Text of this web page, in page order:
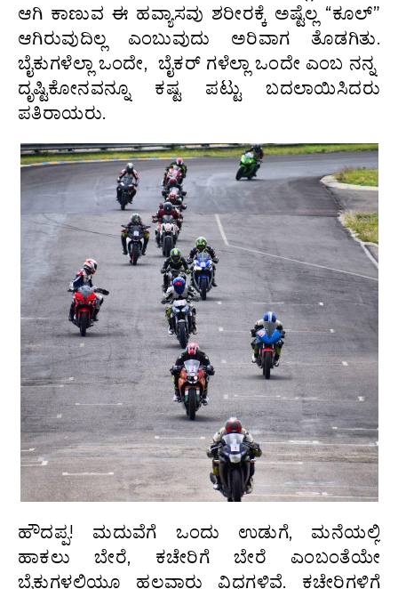
ಆಗಿ ಕಾಣುವ ಈ ಹವ್ಯಾಸವು ಶರೀರಕ್ಕೆ ಅಷ್ಟೆಲ್ಲ “ಕೂಲ್”
ಆಗಿರುವುದಿಲ್ಲ ಎಂಬುವುದು ಅರಿವಾಗ ತೊಡಗಿತು.
ಬೈಕುಗಳೆಲ್ಲಾ ಒಂದೇ, ಬೈಕರ್ ಗಳೆಲ್ಲಾ ಒಂದೇ ಎಂಬ ನನ್ನ
ದೃಷ್ಟಿಕೋನವನ್ನೂ ಕಷ್ಟ ಪಟ್ಟು ಬದಲಾಯಿಸಿದರು
ಪತಿರಾಯರು.
ಹೌದಪ್ಪ! ಮದುವೆಗೆ ಒಂದು ಉಡುಗೆ, ಮನೆಯಲ್ಲಿ
ಹಾಕಲು ಬೇರೆ, ಕಚೇರಿಗೆ ಬೇರೆ ಎಂಬಂತೆಯೇ
ಬೈಕುಗಳಲ್ಲಿಯೂ ಹಲವಾರು ವಿಧಗಳಿವೆ. ಕಚೇರಿಗಳಿಗೆ